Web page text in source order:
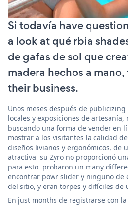
Si todavía have
a look at qué rbia
de gafas de sol que
madera hechos a
their business.
Unos meses después de
locales y exposiciones de artesanía,
buscando una forma de vender en
mostrar a los visitantes la calidad
diseños livianos y ergonómicos, de
atractiva. su Zyro no proporcionó
para esto. probaron un many
encontrar powr slider y ninguno de
del sitio, y eran torpes y difíciles de
En just months de registrarse con